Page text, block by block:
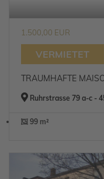
1.500,00 EUR
VERMIETET
TRAUMHAFTE
Ruhrstrasse 79 a-c -
99 m²